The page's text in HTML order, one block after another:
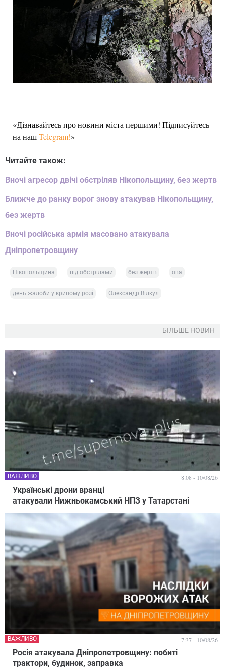
«Дізнавайтесь про новини міста першими! Підписуйтесь
на нашTelegram!»
Читайте також:
Вночі агресор двічі обстріляв Нікопольщину, без жертв
Ближче до ранку ворог знову атакував Нікопольщину,
без жертв
Вночі російська армія масовано атакувала
Дніпропетровщину
Нікопольщина під обстрілами без жертв ова
день жалоби у кривому розі Олександр Вілкул
БІЛЬШЕ НОВИН
Українські дрони вранці
атакували Нижньокамський НПЗ у Татарстані
ВАЖЛИВО 8:08 - 10/08/26
Росія атакувала Дніпропетровщину: побиті
трактори, будинок, заправка
ВАЖЛИВО 7:37 - 10/08/26